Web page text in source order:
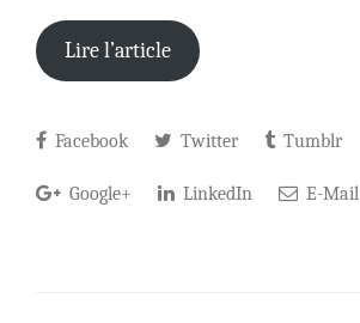
Lire l’article
Facebook Twitter Tumblr
Google+ LinkedIn E-Mail